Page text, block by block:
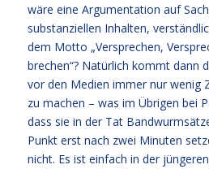
wäre eine Argumentation auf
substanziellen Inhalten,
dem Motto „Versprechen,
brechen“? Natürlich kommt dann
vor den Medien immer nur wenig
zu machen – was im Übrigen bei
dass sie in der Tat
Punkt erst nach zwei Minuten
nicht. Es ist einfach in der